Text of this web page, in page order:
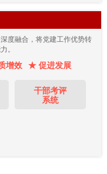
度融合，将党建工作优势转
。
增效 ★ 促进发展
干部考评
系统